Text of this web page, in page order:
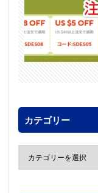
カテゴリー